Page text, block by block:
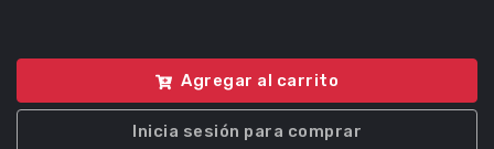
Agregar al carrito
Inicia sesión para comprar